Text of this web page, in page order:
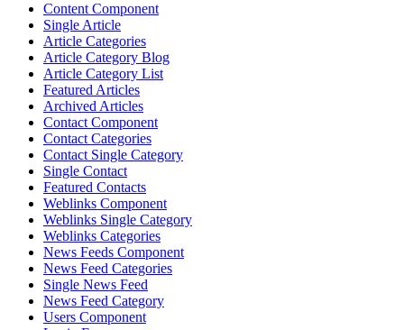
Content Component
Single Article
Article Categories
Article Category Blog
Article Category List
Featured Articles
Archived Articles
Contact Component
Contact Categories
Contact Single Category
Single Contact
Featured Contacts
Weblinks Component
Weblinks Single Category
Weblinks Categories
News Feeds Component
News Feed Categories
Single News Feed
News Feed Category
Users Component